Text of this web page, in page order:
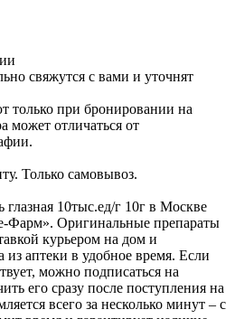
свяжутся с вами и уточнят
только при бронировании на
может отличаться от
Только самовывоз.
10тыс.ед/г 10г в Москве
Фарм». Оригинальные препараты
курьером на дом и
аптеки в удобное время. Если
можно подписаться на
его сразу после поступления на
всего за несколько минут – с